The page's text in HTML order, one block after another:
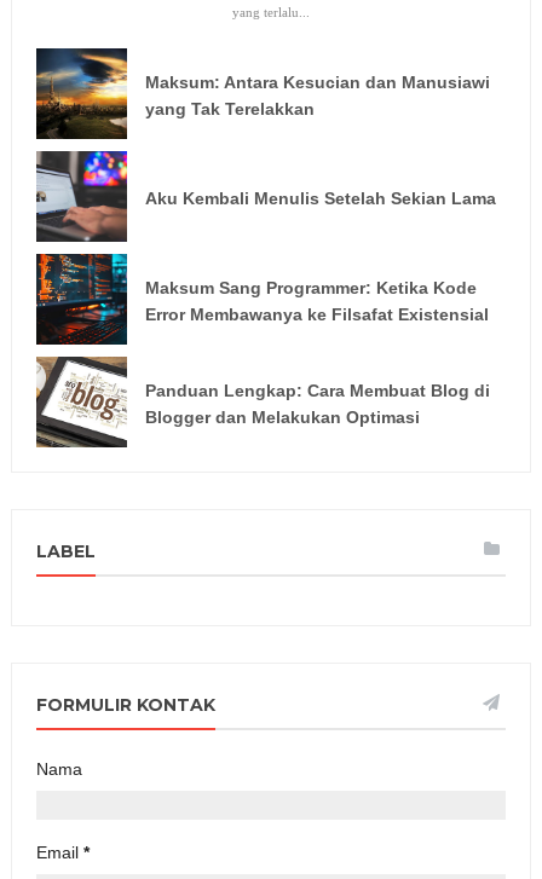
yang terlalu...
Maksum: Antara Kesucian dan Manusiawi
yang Tak Terelakkan
Aku Kembali Menulis Setelah Sekian Lama
Maksum Sang Programmer: Ketika Kode
Error Membawanya ke Filsafat Existensial
Panduan Lengkap: Cara Membuat Blog di
Blogger dan Melakukan Optimasi
LABEL
FORMULIR KONTAK
Nama
Email *